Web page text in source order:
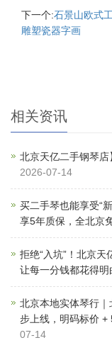
下一个:石景山欧式
雕塑瓷器字画
相关资讯
北京天亿二手钢琴
2026-07-14
买二手琴也能享受“
享5年质保，全北京
拒绝“入坑”！北京天
让每一分钱都花得明
北京本地实体琴行
步上线，明码标价 +
07-14